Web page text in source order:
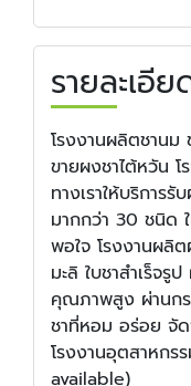
รายละเอี
โรงงานผลิตชานม
ขายผงชาไต้หวัน โ
ทางเราให้บริการ
มากกว่า 30 ชนิด
พอใจ โรงงานผลิ
มะลิ ใบชาสำเร็จ
คุณภาพสูง ผ่านก
ชาที่หอม อร่อย จั
โรงงานอุตสาหกร
available)